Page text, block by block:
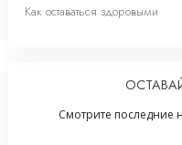
Как оставаться здоровыми
Смотрите последние